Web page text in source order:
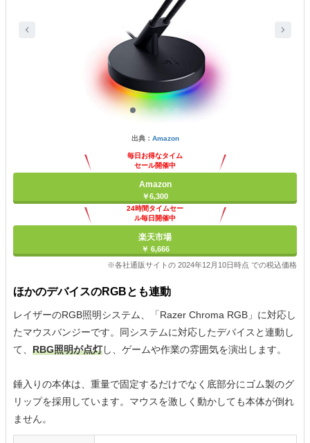
出典： Amazon
毎日お得なタイム
セール開催中
Amazon
￥6,300
24時間タイムセー
ル毎日開催中
楽天市場
￥ 6,666
※各社通販サイトの 2024年12月10日時点 での税込価格
ほかのデバイスのRGBとも連動
レイザーのRGB照明システム、「Razer Chroma RGB」に対応し
たマウスバンジーです。同システムに対応したデバイスと連動し
て、 RBG照明が点灯し、ゲームや作業の雰囲気を演出します。
錘入りの本体は、重量で固定するだけでなく底部分にゴム製のグ
リップを採用しています。マウスを激しく動かしても本体が倒れ
ません。